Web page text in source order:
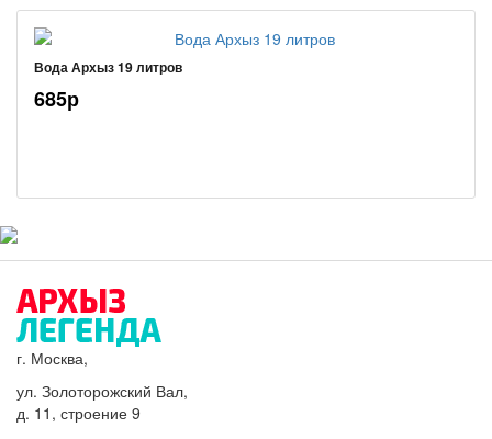
Вода Архыз 19 литров
685р
г. Москва,
ул. Золоторожский Вал,
д. 11, строение 9